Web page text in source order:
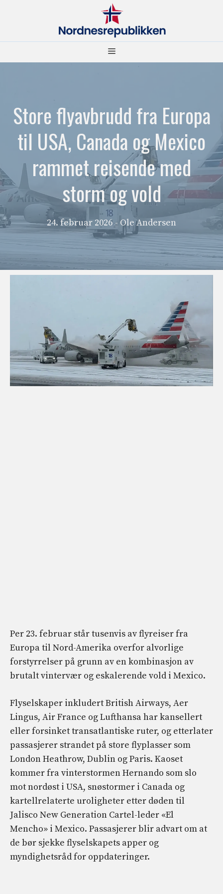
Meny
Store flyavbrudd fra Europa
til USA, Canada og Mexico
rammet reisende med
storm og vold
24. februar 2026 - Ole Andersen
Per 23. februar står tusenvis av flyreiser fra
Europa til Nord-Amerika overfor alvorlige
forstyrrelser på grunn av en kombinasjon av
brutalt vintervær og eskalerende vold i Mexico.
Flyselskaper inkludert British Airways, Aer
Lingus, Air France og Lufthansa har kansellert
eller forsinket transatlantiske ruter, og etterlater
passasjerer strandet på store flyplasser som
London Heathrow, Dublin og Paris. Kaoset
kommer fra vinterstormen Hernando som slo
mot nordøst i USA, snøstormer i Canada og
kartellrelaterte uroligheter etter døden til
Jalisco New Generation Cartel-leder «El
Mencho» i Mexico. Passasjerer blir advart om at
de bør sjekke flyselskapets apper og
myndighetsråd for oppdateringer.